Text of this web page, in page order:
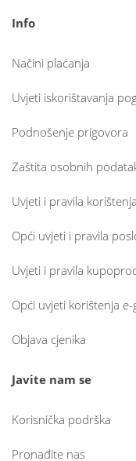
Info
Načini plaćanja
Uvjeti iskorištavanja
Podnošenje prigovora
Zaštita osobnih
Uvjeti i pravila
Opći uvjeti i pravila
Uvjeti i pravila
Opći uvjeti korištenja
Objava cjenika
Javite nam se
Korisnička podrška
Pronađite nas